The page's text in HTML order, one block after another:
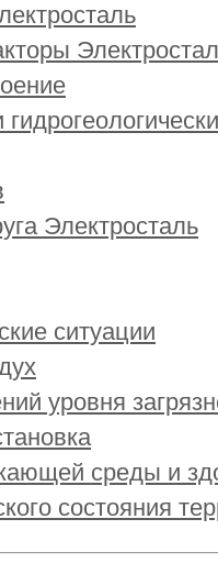
Электросталь
ситуации
уровня
среды и
состояния